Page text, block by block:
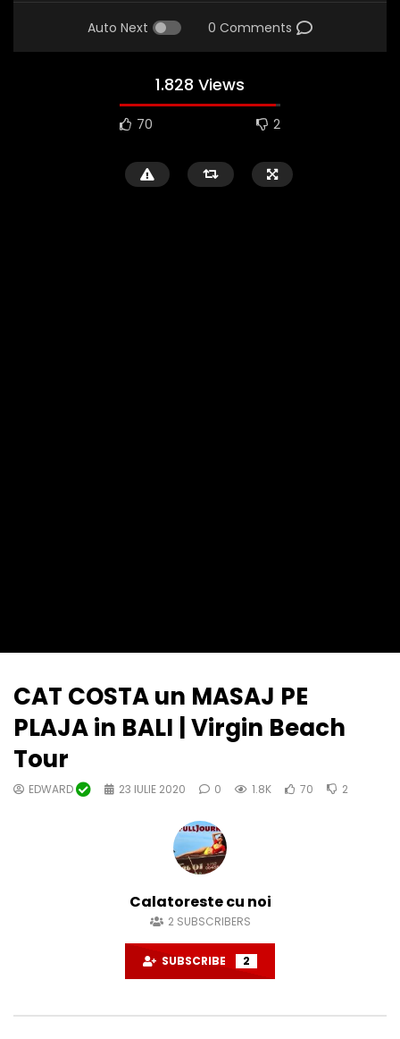
Auto Next 0 Comments
1.828 Views
70 2
CAT COSTA un MASAJ PE
PLAJA in BALI | Virgin Beach
Tour
EDWARD 23 IULIE 2020 0 1.8K 70 2
Calatoreste cu noi
2 SUBSCRIBERS
SUBSCRIBE 2